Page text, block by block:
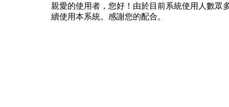
親愛的使用者，您好！由於目前系統使用人數眾
續使用本系統。感謝您的配合。